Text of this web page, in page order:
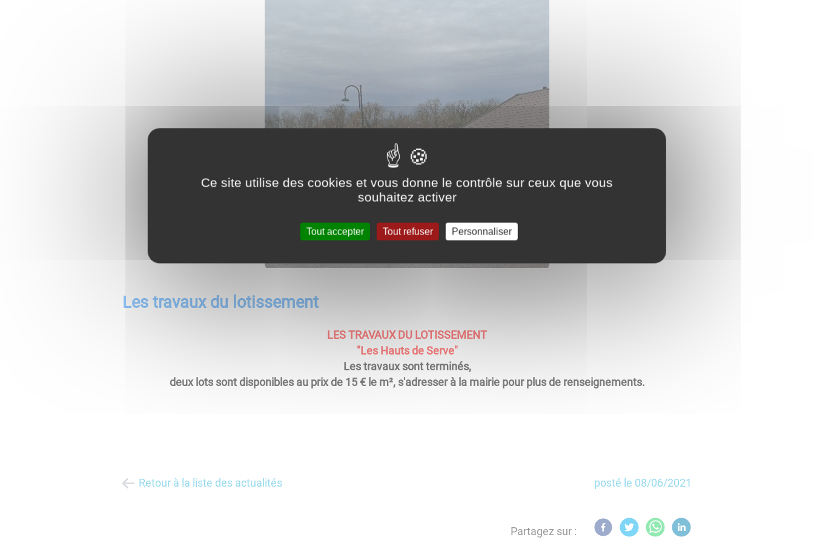
Les travaux du lotissement
LES TRAVAUX DU LOTISSEMENT
"Les Hauts de Serve"
Les travaux sont terminés,
deux lots sont disponibles au prix de 15 € le m², s'adresser à la mairie pour plus de renseignements.
Retour à la liste des actualités posté le 08/06/2021
Partagez sur :
Ce site utilise des cookies et vous donne le contrôle sur ceux que vous
souhaitez activer
Tout accepter Tout refuser Personnaliser